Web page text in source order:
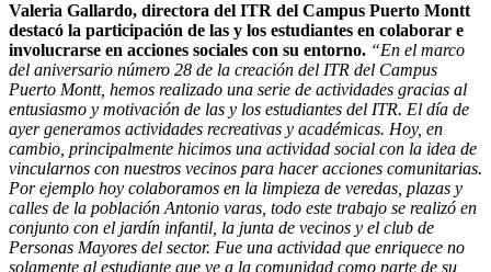
Valeria Gallardo, directora del ITR del Campus Puerto Montt
destacó la participación de las y los estudiantes en colaborar e
involucrarse en acciones sociales con su entorno. “En el marco
del aniversario número 28 de la creación del ITR del Campus
Puerto Montt, hemos realizado una serie de actividades gracias al
entusiasmo y motivación de las y los estudiantes del ITR. El día de
ayer generamos actividades recreativas y académicas. Hoy, en
cambio, principalmente hicimos una actividad social con la idea de
vincularnos con nuestros vecinos para hacer acciones comunitarias.
Por ejemplo hoy colaboramos en la limpieza de veredas, plazas y
calles de la población Antonio varas, todo este trabajo se realizó en
conjunto con el jardín infantil, la junta de vecinos y el club de
Personas Mayores del sector. Fue una actividad que enriquece no
solamente al estudiante que ve a la comunidad como parte de su